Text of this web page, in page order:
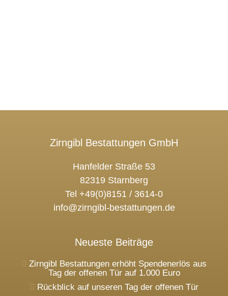
Zirngibl Bestattungen GmbH
Hanfelder Straße 53
82319 Starnberg
Tel +49(0)8151 / 3614-0
info@zirngibl-bestattungen.de
Neueste Beiträge
Zirngibl Bestattungen erhöht Spendenerlös aus
Tag der offenen Tür auf 1.000 Euro
Rückblick auf unseren Tag der offenen Tür